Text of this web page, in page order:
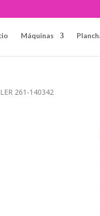
Máquinas
261-140342